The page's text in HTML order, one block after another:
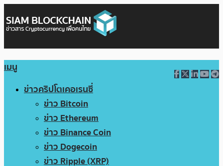
เมนู
ข่าวคริปโตเคอเรนซี่
ข่าว Bitcoin
ข่าว Ethereum
ข่าว Binance Coin
ข่าว Dogecoin
ข่าว Ripple (XRP)